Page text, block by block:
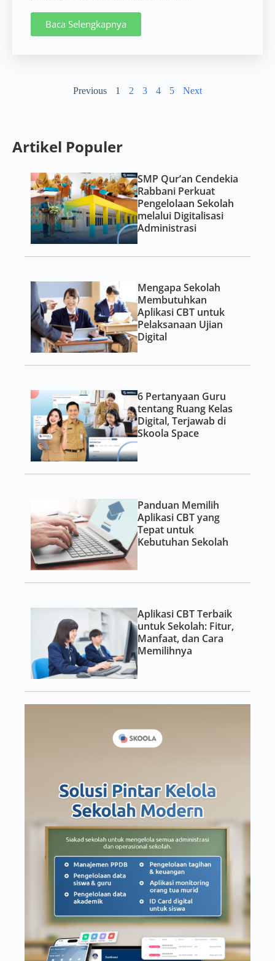
Baca Selengkapnya
Previous 1 2 3 4 5 Next
Artikel Populer
SMP Qur’an Cendekia
Rabbani Perkuat
Pengelolaan Sekolah
melalui Digitalisasi
Administrasi
Mengapa Sekolah
Membutuhkan
Aplikasi CBT untuk
Pelaksanaan Ujian
Digital
6 Pertanyaan Guru
tentang Ruang Kelas
Digital, Terjawab di
Skoola Space
Panduan Memilih
Aplikasi CBT yang
Tepat untuk
Kebutuhan Sekolah
Aplikasi CBT Terbaik
untuk Sekolah: Fitur,
Manfaat, dan Cara
Memilihnya